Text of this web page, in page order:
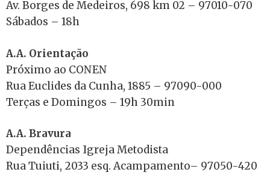
Av. Borges de Medeiros, 698 km 02 – 97010-070
Sábados – 18h
A.A. Orientação
Próximo ao CONEN
Rua Euclides da Cunha, 1885 – 97090-000
Terças e Domingos – 19h 30min
A.A. Bravura
Dependências Igreja Metodista
Rua Tuiuti, 2033 esq. Acampamento– 97050-420